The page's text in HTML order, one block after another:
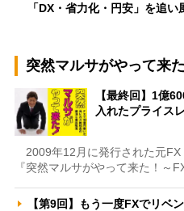
「DX・省力化・円安」を追
突然マルサがやって来た
【最終回】1億
入れたプライス
2009年12月に発行された元FX
『突然マルサがやって来た！～
【第9回】もう一度FXでリ